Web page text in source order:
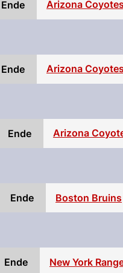
Ende Arizona Coyotes
Ende Arizona Coyotes
Ende Arizona
Ende Boston Bruins
Ende New York